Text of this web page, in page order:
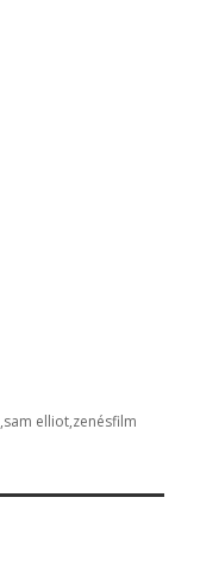
sam elliot zenésfilm